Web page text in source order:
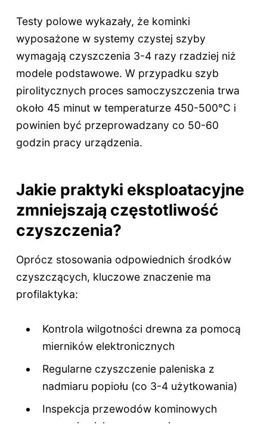
Testy polowe wykazały, że kominki
wyposażone w systemy czystej szyby
wymagają czyszczenia 3-4 razy rzadziej niż
modele podstawowe. W przypadku szyb
pirolitycznych proces samoczyszczenia trwa
około 45 minut w temperaturze 450-500°C i
powinien być przeprowadzany co 50-60
godzin pracy urządzenia.
Jakie praktyki eksploatacyjne
zmniejszają częstotliwość
czyszczenia?
Oprócz stosowania odpowiednich środków
czyszczących, kluczowe znaczenie ma
profilaktyka:
Kontrola wilgotności drewna za pomocą
mierników elektronicznych
Regularne czyszczenie paleniska z
nadmiaru popiołu (co 3-4 użytkowania)
Inspekcja przewodów kominowych